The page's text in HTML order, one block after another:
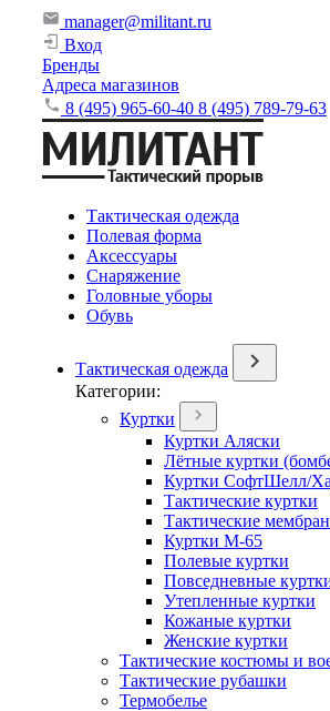
manager@militant.ru
Вход
Бренды
Адреса магазинов
8 (495) 965-60-40 8 (495) 789-79-63
Тактическая одежда
Полевая форма
Аксессуары
Снаряжение
Головные уборы
Обувь
Тактическая одежда
Категории:
Куртки
Куртки Аляски
Лётные куртки
Куртки СофтШелл/
Тактические куртки
Тактические
Куртки М-65
Полевые куртки
Повседневные
Утепленные куртки
Кожаные куртки
Женские куртки
Тактические костюмы и
Тактические рубашки
Термобелье